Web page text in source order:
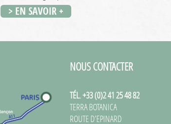
> EN SAVOIR +
NOUS CONTACTER
TÉL. +33 (0)2 41 25 48 82
TERRA BOTANICA
ROUTE D’EPINARD